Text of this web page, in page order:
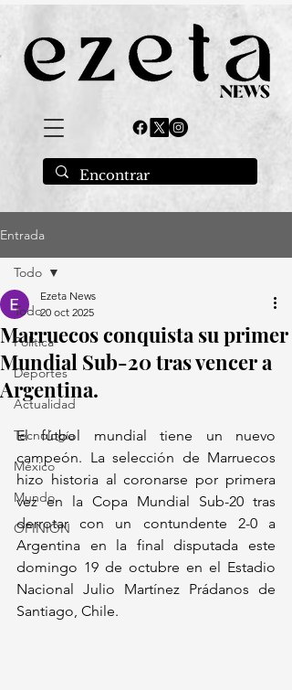
Entrada
Todo
Política
Deportes
Actualidad
Tecnología
México
Mundo
OPINIÓN
Todo
Marruecos conquista su primer
Mundial Sub-20 tras vencer a
Argentina.
Ezeta News
20 oct 2025
El fútbol mundial tiene un nuevo
campeón. La selección de Marruecos
hizo historia al coronarse por primera
vez en la Copa Mundial Sub-20 tras
derrotar con un contundente 2-0 a
Argentina en la final disputada este
domingo 19 de octubre en el Estadio
Nacional Julio Martínez Prádanos de
Santiago, Chile.